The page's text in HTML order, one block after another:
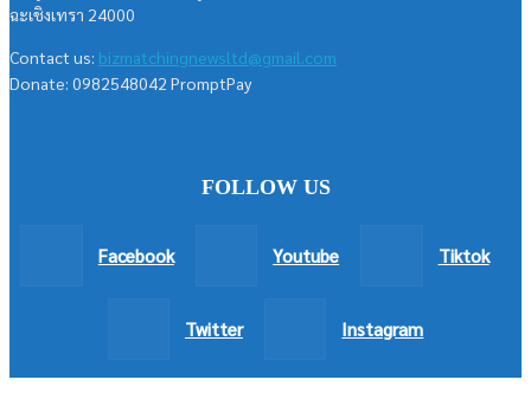
ฉะเชิงเทรา 24000
Contact us: bizmatchingnewsltd@gmail.com
Donate: 0982548042 PromptPay
FOLLOW US
Facebook Youtube Tiktok
Twitter Instagram